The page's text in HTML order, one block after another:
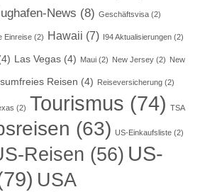
News (8) Geschäftsvisa (2)
Einreise (2) Hawaii (7) I94 Aktualisierungen (2)
Las Vegas (4) Maui (2) New Jersey (2) New
Reisen (4) Reiseversicherung (2)
(2) Tourismus (74) TSA
(63) US-Einkaufsliste (2)
Reisen (56) US-
USA